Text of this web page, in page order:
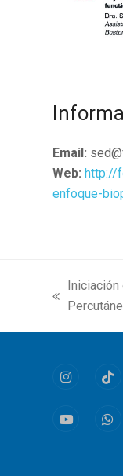
Email:
Web: http://
enfoque-
previous
Iniciación
Instagram
Youtube